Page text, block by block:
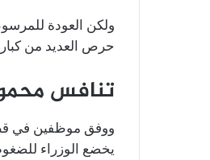
حرص العديد من كبار
تنافس
ووفق موظفين في
يخضع الوزراء